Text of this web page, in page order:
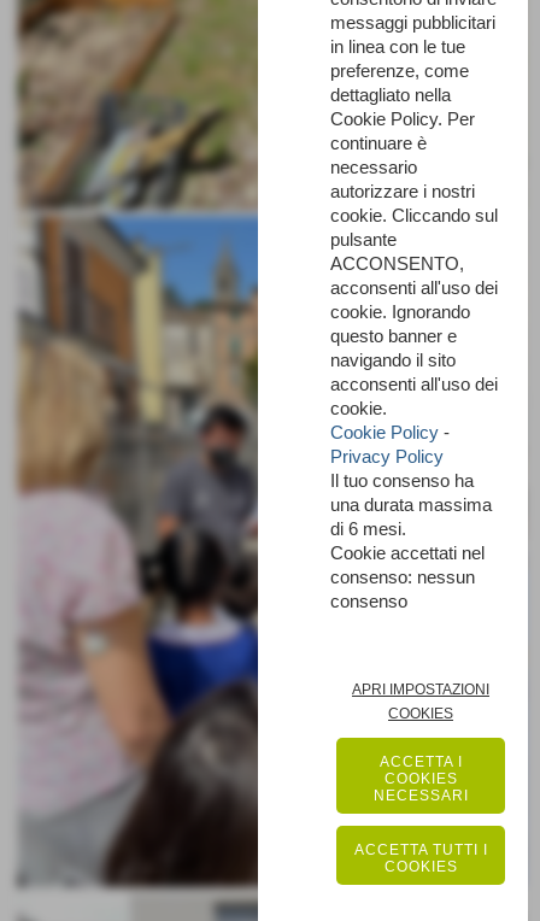
messaggi pubblicitari
in linea con le tue
preferenze, come
dettagliato nella
Cookie Policy. Per
continuare è
necessario
autorizzare i nostri
cookie. Cliccando sul
pulsante
ACCONSENTO,
acconsenti all'uso dei
cookie. Ignorando
questo banner e
navigando il sito
acconsenti all'uso dei
cookie.
Cookie Policy -
Privacy Policy
Il tuo consenso ha
una durata massima
di 6 mesi.
Cookie accettati nel
consenso: nessun
consenso
APRI IMPOSTAZIONI
COOKIES
ACCETTA I
COOKIES
NECESSARI
ACCETTA TUTTI I
COOKIES